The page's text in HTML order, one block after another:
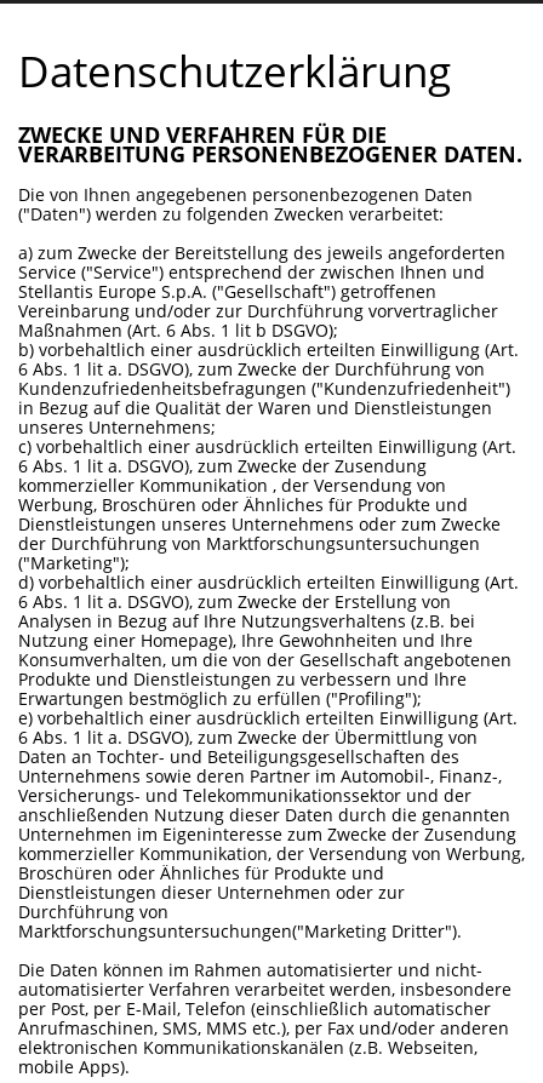
Datenschutzerklärung
ZWECKE UND VERFAHREN FÜR DIE
VERARBEITUNG PERSONENBEZOGENER DATEN.
Die von Ihnen angegebenen personenbezogenen Daten
("Daten") werden zu folgenden Zwecken verarbeitet:
a) zum Zwecke der Bereitstellung des jeweils angeforderten
Service ("Service") entsprechend der zwischen Ihnen und
Stellantis Europe S.p.A. ("Gesellschaft") getroffenen
Vereinbarung und/oder zur Durchführung vorvertraglicher
Maßnahmen (Art. 6 Abs. 1 lit b DSGVO);
b) vorbehaltlich einer ausdrücklich erteilten Einwilligung (Art.
6 Abs. 1 lit a. DSGVO), zum Zwecke der Durchführung von
Kundenzufriedenheitsbefragungen ("Kundenzufriedenheit")
in Bezug auf die Qualität der Waren und Dienstleistungen
unseres Unternehmens;
c) vorbehaltlich einer ausdrücklich erteilten Einwilligung (Art.
6 Abs. 1 lit a. DSGVO), zum Zwecke der Zusendung
kommerzieller Kommunikation , der Versendung von
Werbung, Broschüren oder Ähnliches für Produkte und
Dienstleistungen unseres Unternehmens oder zum Zwecke
der Durchführung von Marktforschungsuntersuchungen
("Marketing");
d) vorbehaltlich einer ausdrücklich erteilten Einwilligung (Art.
6 Abs. 1 lit a. DSGVO), zum Zwecke der Erstellung von
Analysen in Bezug auf Ihre Nutzungsverhaltens (z.B. bei
Nutzung einer Homepage), Ihre Gewohnheiten und Ihre
Konsumverhalten, um die von der Gesellschaft angebotenen
Produkte und Dienstleistungen zu verbessern und Ihre
Erwartungen bestmöglich zu erfüllen ("Profiling");
e) vorbehaltlich einer ausdrücklich erteilten Einwilligung (Art.
6 Abs. 1 lit a. DSGVO), zum Zwecke der Übermittlung von
Daten an Tochter- und Beteiligungsgesellschaften des
Unternehmens sowie deren Partner im Automobil-, Finanz-,
Versicherungs- und Telekommunikationssektor und der
anschließenden Nutzung dieser Daten durch die genannten
Unternehmen im Eigeninteresse zum Zwecke der Zusendung
kommerzieller Kommunikation, der Versendung von Werbung,
Broschüren oder Ähnliches für Produkte und
Dienstleistungen dieser Unternehmen oder zur
Durchführung von
Marktforschungsuntersuchungen("Marketing Dritter").
Die Daten können im Rahmen automatisierter und nicht-
automatisierter Verfahren verarbeitet werden, insbesondere
per Post, per E-Mail, Telefon (einschließlich automatischer
Anrufmaschinen, SMS, MMS etc.), per Fax und/oder anderen
elektronischen Kommunikationskanälen (z.B. Webseiten,
mobile Apps).